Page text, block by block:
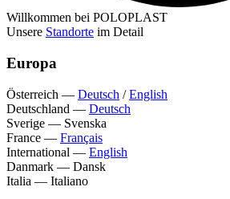
Willkommen bei POLOPLAST
Unsere Standorte im Detail
Europa
Österreich — Deutsch /English
Deutschland — Deutsch
Sverige — Svenska
France — Français
International — English
Danmark — Dansk
Italia — Italiano